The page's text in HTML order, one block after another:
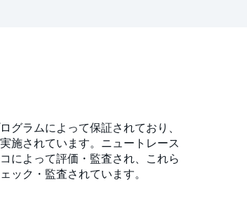
ラムによって保証されており、
施されています。ニュートレース
によって評価・監査され、これら
ク・監査されています。